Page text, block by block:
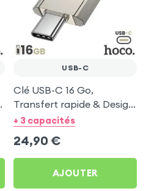
USB-C
Clé USB-C 16 Go,
Transfert rapide & Design
pivotant - Hoco Argent
+ 3 capacités
24,90 €
AJOUTER